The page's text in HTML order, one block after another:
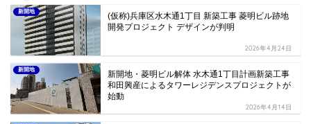
新開地
(仮称)兵庫区水木通1丁目 新築工事 菱明ビル跡地
開発プロジェクト デザインが判明
2026年4月24日
新開地
新開地・菱明ビル解体 水木通1丁目計画新築工事
和田興産によるタワーレジデンスプロジェクトが
始動
2026年4月14日